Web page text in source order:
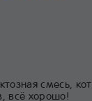
смесь,
всё хорошо!